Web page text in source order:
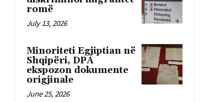
romë
July 13, 2026
Minoriteti Egjiptian në
Shqipëri, DPA
ekspozon dokumente
origjinale
June 25, 2026